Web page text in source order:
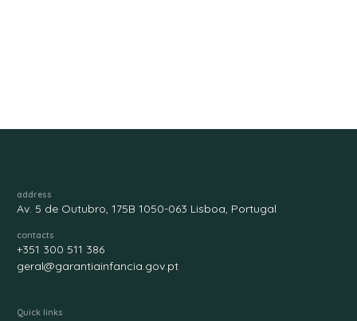
address
Av. 5 de Outubro, 175B 1050-063 Lisboa, Portugal
contacts
+351 300 511 386
geral@garantiainfancia.gov.pt
Quick links